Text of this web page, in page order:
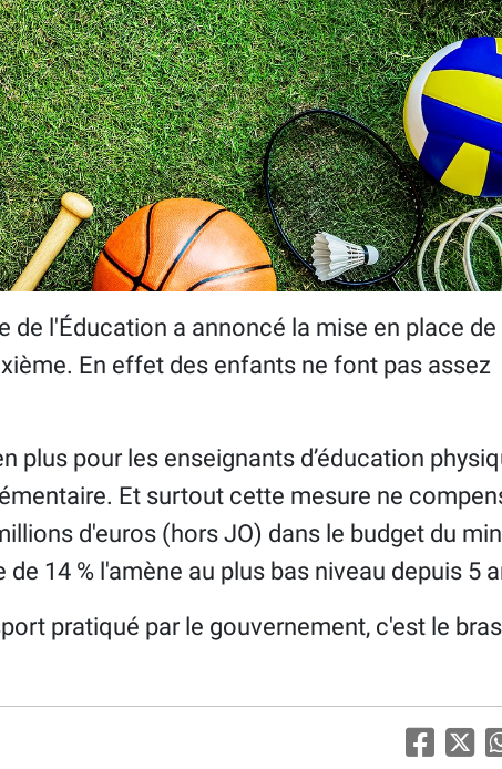
de l'Éducation a annoncé la mise en place
En effet des enfants ne font pas assez
plus pour les enseignants d’éducation
Et surtout cette mesure ne
d'euros (hors JO) dans le budget du
14 % l'amène au plus bas niveau depuis 5
pratiqué par le gouvernement, c'est le